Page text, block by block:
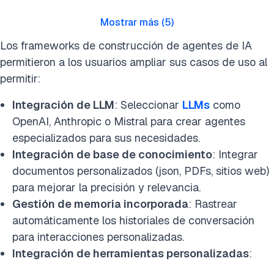
Mostrar más (5)
Los frameworks de construcción de agentes de IA
permitieron a los usuarios ampliar sus casos de uso al
permitir:
Integración de LLM: Seleccionar LLMs como
OpenAI, Anthropic o Mistral para crear agentes
especializados para sus necesidades.
Integración de base de conocimiento: Integrar
documentos personalizados (json, PDFs, sitios web)
para mejorar la precisión y relevancia.
Gestión de memoria incorporada: Rastrear
automáticamente los historiales de conversación
para interacciones personalizadas.
Integración de herramientas personalizadas: